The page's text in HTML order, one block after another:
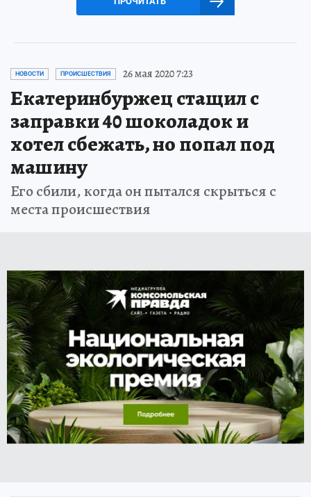
НОВОСТИ ПРОИСШЕСТВИЯ 26 мая 2020 7:23
Екатеринбуржец стащил с
заправки 40 шоколадок и
хотел сбежать, но попал под
машину
Его сбили, когда он пытался скрыться с
места происшествия